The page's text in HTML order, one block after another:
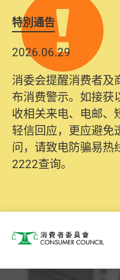
特別通告
2026.06.29
消委会提醒消费者及
布消费警示。如接获
收相关来电、电邮、
轻信回应，更应避免
问，请致电防骗易
2222查询。
消费者委员会